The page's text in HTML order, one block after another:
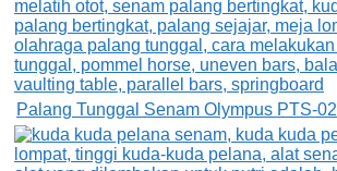
Palang Tunggal Senam Olympus PTS-02